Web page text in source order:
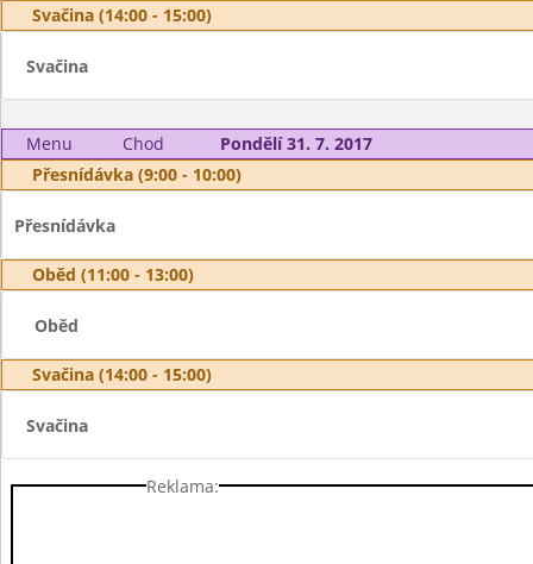
Svačina (14:00 - 15:00)
Svačina
Menu Chod
Pondělí 31. 7. 2017
Přesnídávka (9:00 - 10:00)
Přesnídávka
Oběd (11:00 - 13:00)
Oběd
Svačina (14:00 - 15:00)
Svačina
Reklama: